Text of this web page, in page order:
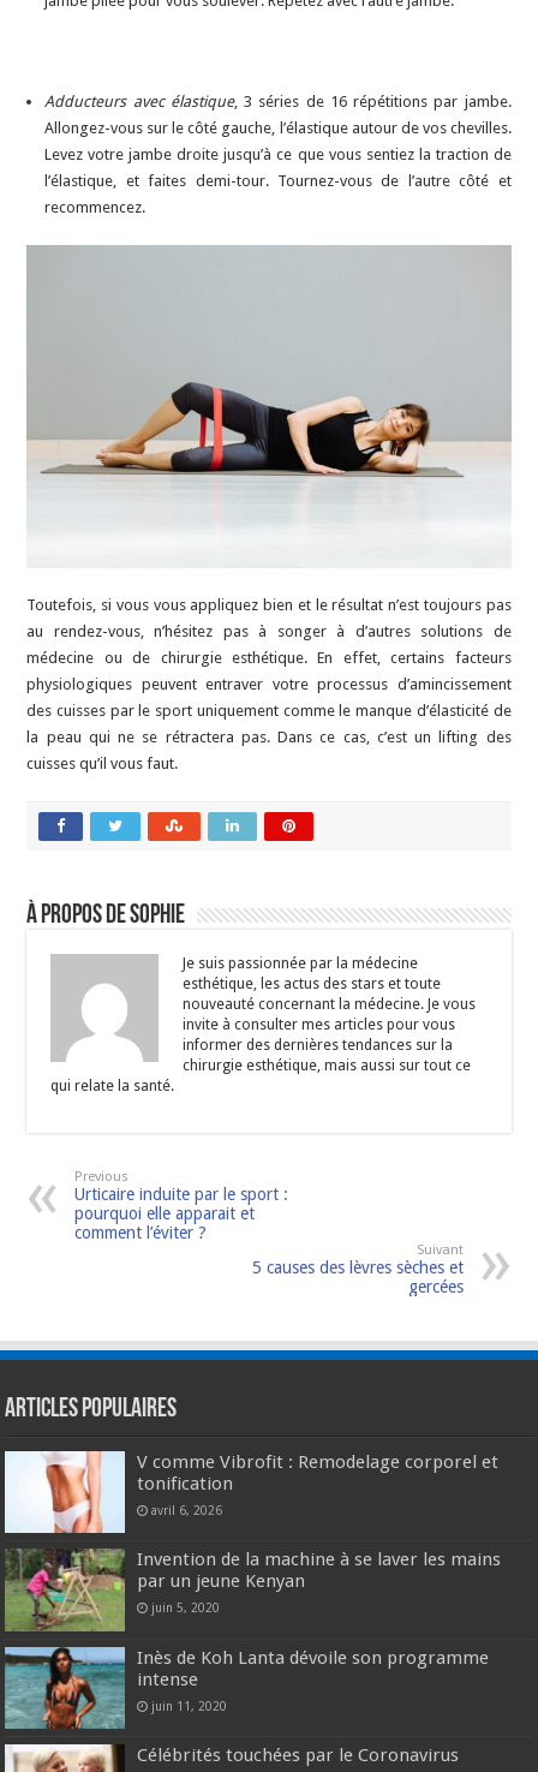
Adducteurs avec élastique, 3 séries de 16 répétitions par jambe.
Allongez-vous sur le côté gauche, l’élastique autour de vos chevilles.
Levez votre jambe droite jusqu’à ce que vous sentiez la traction de
l’élastique, et faites demi-tour. Tournez-vous de l’autre côté et
recommencez.
Toutefois, si vous vous appliquez bien et le résultat n’est toujours pas
au rendez-vous, n’hésitez pas à songer à d’autres solutions de
médecine ou de chirurgie esthétique. En effet, certains facteurs
physiologiques peuvent entraver votre processus d’amincissement
des cuisses par le sport uniquement comme le manque d’élasticité de
la peau qui ne se rétractera pas. Dans ce cas, c’est un lifting des
cuisses qu’il vous faut.
À propos de Sophie
Je suis passionnée par la médecine
esthétique, les actus des stars et toute
nouveauté concernant la médecine. Je vous
invite à consulter mes articles pour vous
informer des dernières tendances sur la
chirurgie esthétique, mais aussi sur tout ce
qui relate la santé.
Previous
Urticaire induite par le sport :
pourquoi elle apparait et
comment l’éviter ?
Suivant
5 causes des lèvres sèches et
gercées
Articles populaires
V comme Vibrofit : Remodelage corporel et
tonification
avril 6, 2026
Invention de la machine à se laver les mains
par un jeune Kenyan
juin 5, 2020
Inès de Koh Lanta dévoile son programme
intense
juin 11, 2020
Célébrités touchées par le Coronavirus